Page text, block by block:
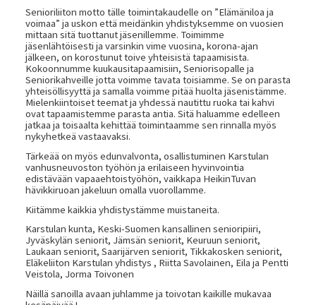
Senioriliiton motto tälle toimintakaudelle on ”Elämäniloa ja
voimaa” ja uskon että meidänkin yhdistyksemme on vuosien
mittaan sitä tuottanut jäsenillemme. Toimimme
jäsenlähtöisesti ja varsinkin vime vuosina, korona-ajan
jälkeen, on korostunut toive yhteisistä tapaamisista.
Kokoonnumme kuukausitapaamisiin, Seniorisopalle ja
Seniorikahveille jotta voimme tavata toisiamme. Se on parasta
yhteisöllisyyttä ja samalla voimme pitää huolta jäsenistämme.
Mielenkiintoiset teemat ja yhdessä nautittu ruoka tai kahvi
ovat tapaamistemme parasta antia. Sitä haluamme edelleen
jatkaa ja toisaalta kehittää toimintaamme sen rinnalla myös
nykyhetkeä vastaavaksi.
Tärkeää on myös edunvalvonta, osallistuminen Karstulan
vanhusneuvoston työhön ja erilaiseen hyvinvointia
edistävään vapaaehtoistyöhön, vaikkapa HeikinTuvan
hävikkiruoan jakeluun omalla vuorollamme.
Kiitämme kaikkia yhdistystämme muistaneita.
Karstulan kunta, Keski-Suomen kansallinen senioripiiri,
Jyväskylän seniorit, Jämsän seniorit, Keuruun seniorit,
Laukaan seniorit, Saarijärven seniorit, Tikkakosken seniorit,
Eläkeliiton Karstulan yhdistys , Riitta Savolainen, Eila ja Pentti
Veistola, Jorma Toivonen
Näillä sanoilla avaan juhlamme ja toivotan kaikille mukavaa